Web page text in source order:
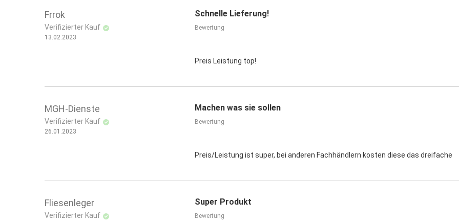
Frrok
Verifizierter Kauf
13.02.2023
Schnelle Lieferung!
Bewertung
Preis Leistung top!
MGH-Dienste
Verifizierter Kauf
26.01.2023
Machen was sie sollen
Bewertung
Preis/Leistung ist super, bei anderen Fachhändlern kosten diese das dreifache
Fliesenleger
Verifizierter Kauf
Super Produkt
Bewertung